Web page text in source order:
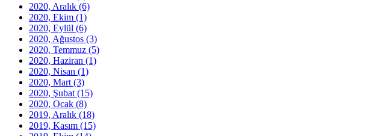
2020, Aralık (6)
2020, Ekim (1)
2020, Eylül (6)
2020, Ağustos (3)
2020, Temmuz (5)
2020, Haziran (1)
2020, Nisan (1)
2020, Mart (3)
2020, Şubat (15)
2020, Ocak (8)
2019, Aralık (18)
2019, Kasım (15)